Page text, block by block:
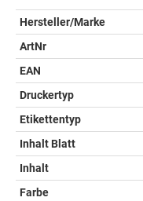
Hersteller/Marke
ArtNr
EAN
Druckertyp
Etikettentyp
Inhalt Blatt
Inhalt
Farbe